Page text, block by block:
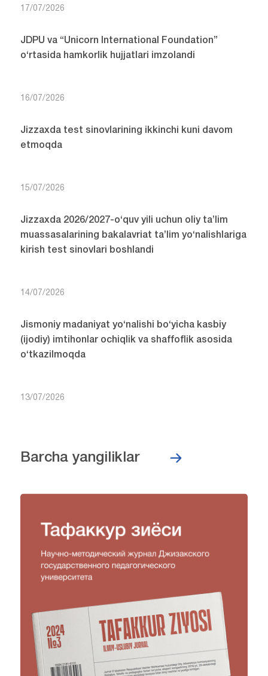
17/07/2026
JDPU va “Unicorn International Foundation”
o‘rtasida hamkorlik hujjatlari imzolandi
16/07/2026
Jizzaxda test sinovlarining ikkinchi kuni davom
etmoqda
15/07/2026
Jizzaxda 2026/2027-o‘quv yili uchun oliy ta’lim
muassasalarining bakalavriat ta’lim yo‘nalishlariga
kirish test sinovlari boshlandi
14/07/2026
Jismoniy madaniyat yo‘nalishi bo‘yicha kasbiy
(ijodiy) imtihonlar ochiqlik va shaffoflik asosida
o‘tkazilmoqda
13/07/2026
Barcha yangiliklar